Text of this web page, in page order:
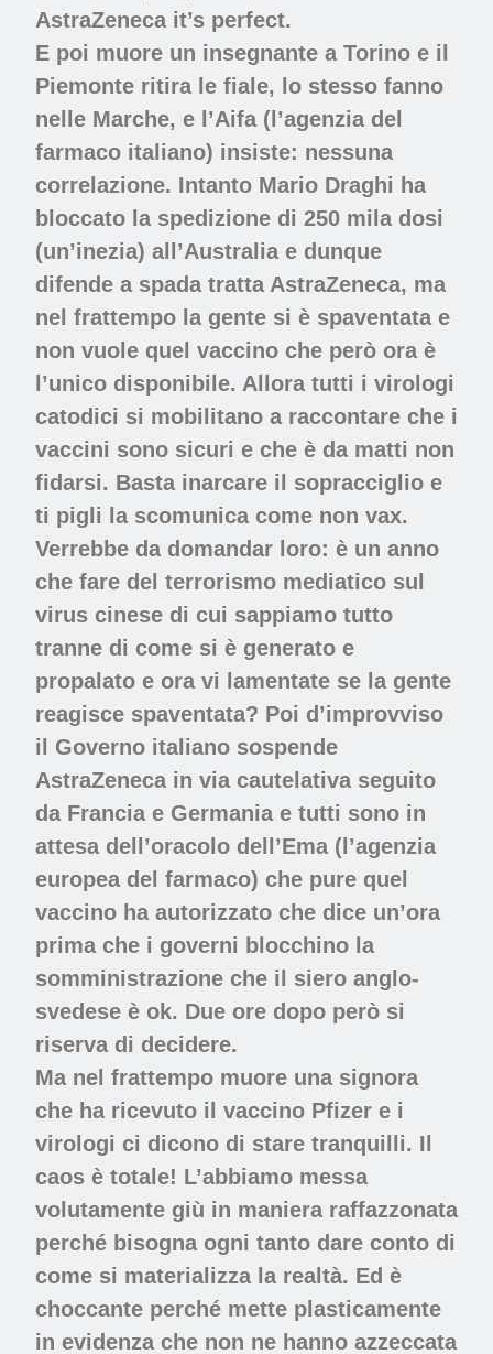
AstraZeneca it’s perfect.
E poi muore un insegnante a Torino e il
Piemonte ritira le fiale, lo stesso fanno
nelle Marche, e l’Aifa (l’agenzia del
farmaco italiano) insiste: nessuna
correlazione. Intanto Mario Draghi ha
bloccato la spedizione di 250 mila dosi
(un’inezia) all’Australia e dunque
difende a spada tratta AstraZeneca, ma
nel frattempo la gente si è spaventata e
non vuole quel vaccino che però ora è
l’unico disponibile. Allora tutti i virologi
catodici si mobilitano a raccontare che i
vaccini sono sicuri e che è da matti non
fidarsi. Basta inarcare il sopracciglio e
ti pigli la scomunica come non vax.
Verrebbe da domandar loro: è un anno
che fare del terrorismo mediatico sul
virus cinese di cui sappiamo tutto
tranne di come si è generato e
propalato e ora vi lamentate se la gente
reagisce spaventata? Poi d’improvviso
il Governo italiano sospende
AstraZeneca in via cautelativa seguito
da Francia e Germania e tutti sono in
attesa dell’oracolo dell’Ema (l’agenzia
europea del farmaco) che pure quel
vaccino ha autorizzato che dice un’ora
prima che i governi blocchino la
somministrazione che il siero anglo-
svedese è ok. Due ore dopo però si
riserva di decidere.
Ma nel frattempo muore una signora
che ha ricevuto il vaccino Pfizer e i
virologi ci dicono di stare tranquilli. Il
caos è totale! L’abbiamo messa
volutamente giù in maniera raffazzonata
perché bisogna ogni tanto dare conto di
come si materializza la realtà. Ed è
choccante perché mette plasticamente
in evidenza che non ne hanno azzeccata